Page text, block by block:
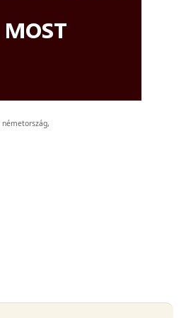
németország,